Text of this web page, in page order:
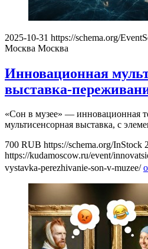
2025-10-31 https://schema.org/
Москва Москва
Инновационная
выставка-
«Сон в музее» — инновационная
мультисенсорная выставка, с
700 RUB https://schema.org/InStock
https://kudamoscow.ru/event/
vystavka-perezhivanie-son-v-muzee/